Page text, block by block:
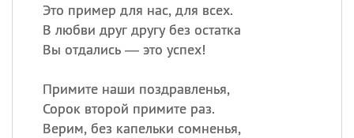
Это пример для нас, для всех.
В любви друг другу без остатка
Вы отдались — это успех!
Примите наши поздравленья,
Сорок второй примите раз.
Верим, без капельки сомненья,